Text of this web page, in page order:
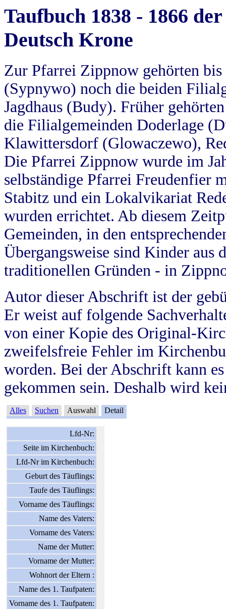
Taufbuch 1838 - 1866
Deutsch Krone
Zur Pfarrei Zippnow gehörten
(Sypnywo) noch die beiden
Jagdhaus (Budy). Früher
die Filialgemeinden Doderlage
Klawittersdorf (Glowaczewo),
Die Pfarrei Zippnow wurde im
selbständige Pfarrei Freudenfier
Stabitz und ein Lokalvikariat
wurden errichtet. Ab diesem
Gemeinden, in den
Übergangsweise sind Kinder aus
traditionellen Gründen - in
Autor dieser Abschrift ist der
Er weist auf folgende
von einer Kopie des Original-
zweifelsfreie Fehler im
worden. Bei der Abschrift kann
gekommen sein. Deshalb wird
Alles Suchen Auswahl Detail
Lfd-Nr:
Seite im Kirchenbuch:
Lfd-Nr im Kirchenbuch:
Geburt des Täuflings:
Taufe des Täuflings:
Vorname des Täuflings:
Name des Vaters:
Vorname des Vaters:
Name der Mutter:
Vorname der Mutter:
Wohnort der Eltern :
Name des 1. Taufpaten:
Vorname des 1. Taufpaten: